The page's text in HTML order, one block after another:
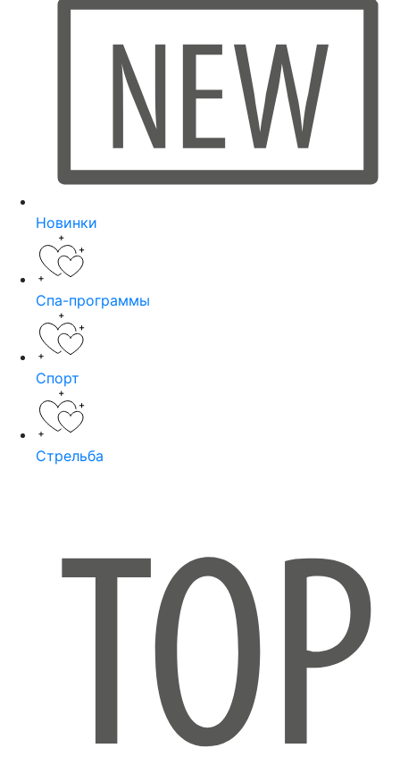
Новинки
Спа-программы
Спорт
Стрельба